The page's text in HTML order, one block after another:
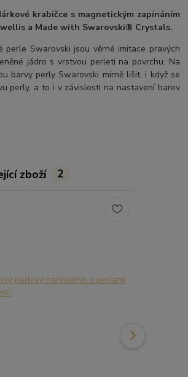
krabičce s magnetickým zapínáním
a Made with Swarovski® Crystals.
perle Swarovski jsou věrné imitace pravých
jádro s vrstvou perleti na povrchu. Na
barvy perly Swarovski mírně lišit, i když se
perly, a to i v závislosti na nastavení barev
zboží 2